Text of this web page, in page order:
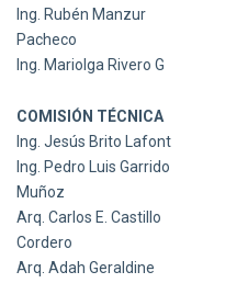
Ing. Rubén Manzur
Pacheco
Ing. Mariolga Rivero G
COMISIÓN TÉCNICA
Ing. Jesús Brito Lafont
Ing. Pedro Luis Garrido
Muñoz
Arq. Carlos E. Castillo
Cordero
Arq. Adah Geraldine